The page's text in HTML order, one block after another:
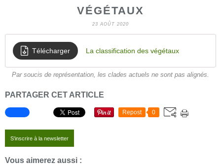
VÉGÉTAUX
23 AOÛT 2020
Télécharger La classification des végétaux
Par soucis de représentation, les clades actuels ne sont pas alignés.
PARTAGER CET ARTICLE
Repost 0
S'inscrire à la newsletter
Vous aimerez aussi :